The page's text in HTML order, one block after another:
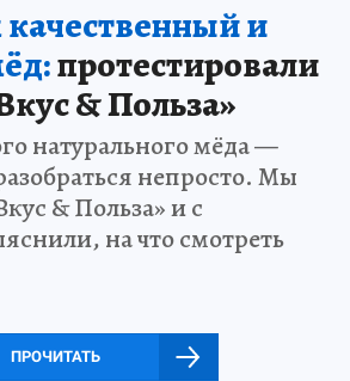
и
протестировали
& Польза»
натурального мёда —
непросто. Мы
& Польза» и с
на что смотреть
ПРОЧИТАТЬ